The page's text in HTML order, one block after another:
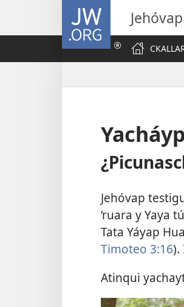
JW.ORG
Jehóvap
’ruara y Yaya
Tata Yáyap
Timoteo 3:16).
Atinqui